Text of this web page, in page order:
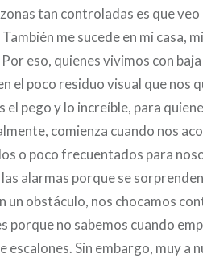
tan controladas es que veo
me sucede en mi casa,
eso, quienes vivimos con
el poco residuo visual que nos
el pego y lo increíble, para
comienza cuando nos
o poco frecuentados para
alarmas porque se
un obstáculo, nos chocamos
porque no sabemos cuando
escalones. Sin embargo, muy a